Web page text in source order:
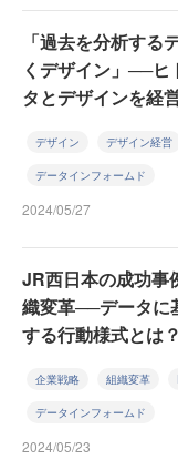
「過去を分析する
くデザイン」──ヒ
タとデザインを経
デザイン デザイン経営
データインフォームド
2024/05/27
JR西日本の成功事
織変革──データに
する行動様式とは？
企業戦略 組織変革
データインフォームド
2024/05/23